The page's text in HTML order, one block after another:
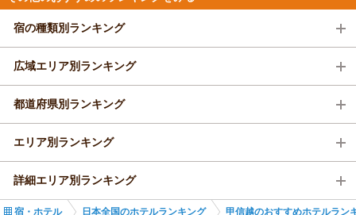
宿の種類別ランキング
広域エリア別ランキング
都道府県別ランキング
エリア別ランキング
詳細エリア別ランキング
宿・ホテル 日本全国のホテルランキング 甲信越のおすすめホテルラン